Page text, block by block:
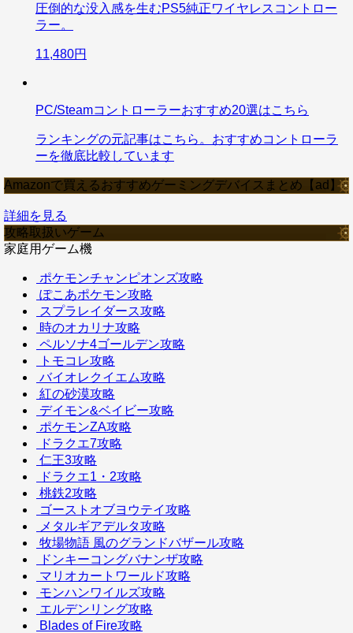
圧倒的な没入感を生むPS5純正ワイヤレスコントロー
ラー。
11,480円
PC/Steamコントローラーおすすめ20選はこちら
ランキングの元記事はこちら。おすすめコントローラ
ーを徹底比較しています
Amazonで買えるおすすめゲーミングデバイスまとめ【ad】
詳細を見る
攻略取扱いゲーム
家庭用ゲーム機
ポケモンチャンピオンズ攻略
ぽこあポケモン攻略
スプラレイダース攻略
時のオカリナ攻略
ペルソナ4ゴールデン攻略
トモコレ攻略
バイオレクイエム攻略
紅の砂漠攻略
デイモン&ベイビー攻略
ポケモンZA攻略
ドラクエ7攻略
仁王3攻略
ドラクエ1・2攻略
桃鉄2攻略
ゴーストオブヨウテイ攻略
メタルギアデルタ攻略
牧場物語 風のグランドバザール攻略
ドンキーコングバナンザ攻略
マリオカートワールド攻略
モンハンワイルズ攻略
エルデンリング攻略
Blades of Fire攻略